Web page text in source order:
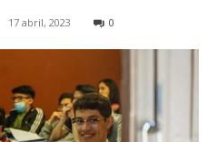
17 abril, 2023 0